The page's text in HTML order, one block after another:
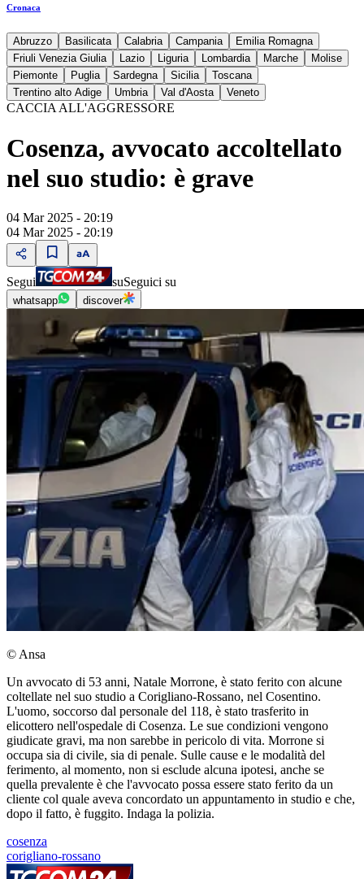
Cronaca
Abruzzo Basilicata Calabria Campania
Emilia Romagna
Friuli Venezia Giulia
Lazio Liguria Lombardia Marche
Molise
Piemonte
Puglia Sardegna Sicilia
Toscana
Trentino alto Adige
Umbria Val d'Aosta Veneto
CACCIA ALL'AGGRESSORE
Cosenza, avvocato accoltellato
nel suo studio: è grave
04 Mar 2025 - 20:19
04 Mar 2025 - 20:19
Segui suSeguici su
whatsapp discover
© Ansa
Un avvocato di 53 anni, Natale Morrone, è stato ferito con alcune
coltellate nel suo studio a Corigliano-Rossano, nel Cosentino.
L'uomo, soccorso dal personale del 118, è stato trasferito in
elicottero nell'ospedale di Cosenza. Le sue condizioni vengono
giudicate gravi, ma non sarebbe in pericolo di vita. Morrone si
occupa sia di civile, sia di penale. Sulle cause e le modalità del
ferimento, al momento, non si esclude alcuna ipotesi, anche se
quella prevalente è che l'avvocato possa essere stato ferito da un
cliente col quale aveva concordato un appuntamento in studio e che,
dopo il fatto, è fuggito. Indaga la polizia.
cosenza
corigliano-rossano